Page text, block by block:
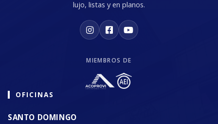
lujo, listas y en planos.
MIEMBROS DE
OFICINAS
SANTO DOMINGO